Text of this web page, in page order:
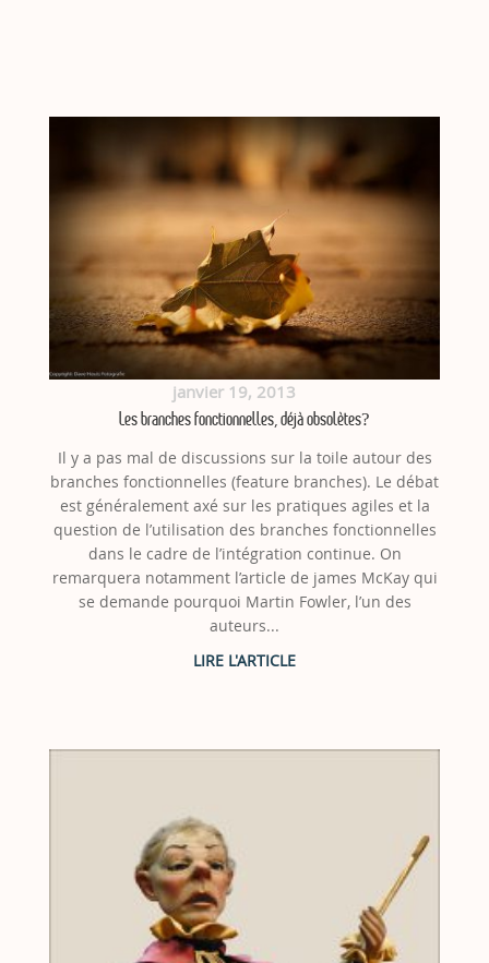
janvier 19, 2013
Les branches fonctionnelles, déjà obsolètes?
Il y a pas mal de discussions sur la toile autour des
branches fonctionnelles (feature branches). Le débat
est généralement axé sur les pratiques agiles et la
question de l’utilisation des branches fonctionnelles
dans le cadre de l’intégration continue. On
remarquera notamment l’article de james McKay qui
se demande pourquoi Martin Fowler, l’un des
auteurs...